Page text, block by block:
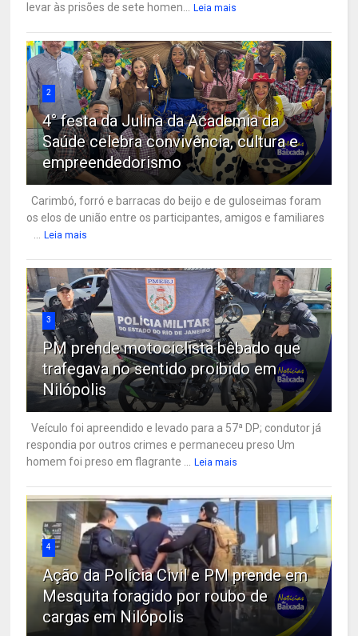
levar às prisões de sete homen...
Leia mais
2
4° festa da Julina da Academia da
Saúde celebra convivência, cultura e
empreendedorismo
Carimbó, forró e barracas do beijo e de guloseimas foram
os elos de união entre os participantes, amigos e familiares
Leia mais
3
PM prende motociclista bêbado que
trafegava no sentido proibido em
Nilópolis
Veículo foi apreendido e levado para a 57ª DP; condutor já
respondia por outros crimes e permaneceu preso Um
homem foi preso em flagrante ...
Leia mais
4
Ação da Polícia Civil e PM prende em
Mesquita foragido por roubo de
cargas em Nilópolis